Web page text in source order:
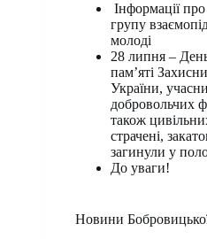
Інформації
групу
молоді
28 липня –
пам’яті
України,
добровольчих
також
страчені,
загинули у
До уваги!
Новини